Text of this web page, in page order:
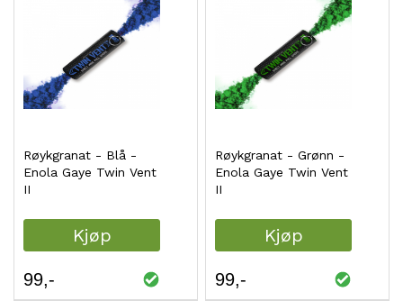
Røykgranat - Blå -
Enola Gaye Twin Vent
II
Kjøp
99
Røykgranat - Grønn -
Enola Gaye Twin Vent
II
Kjøp
99